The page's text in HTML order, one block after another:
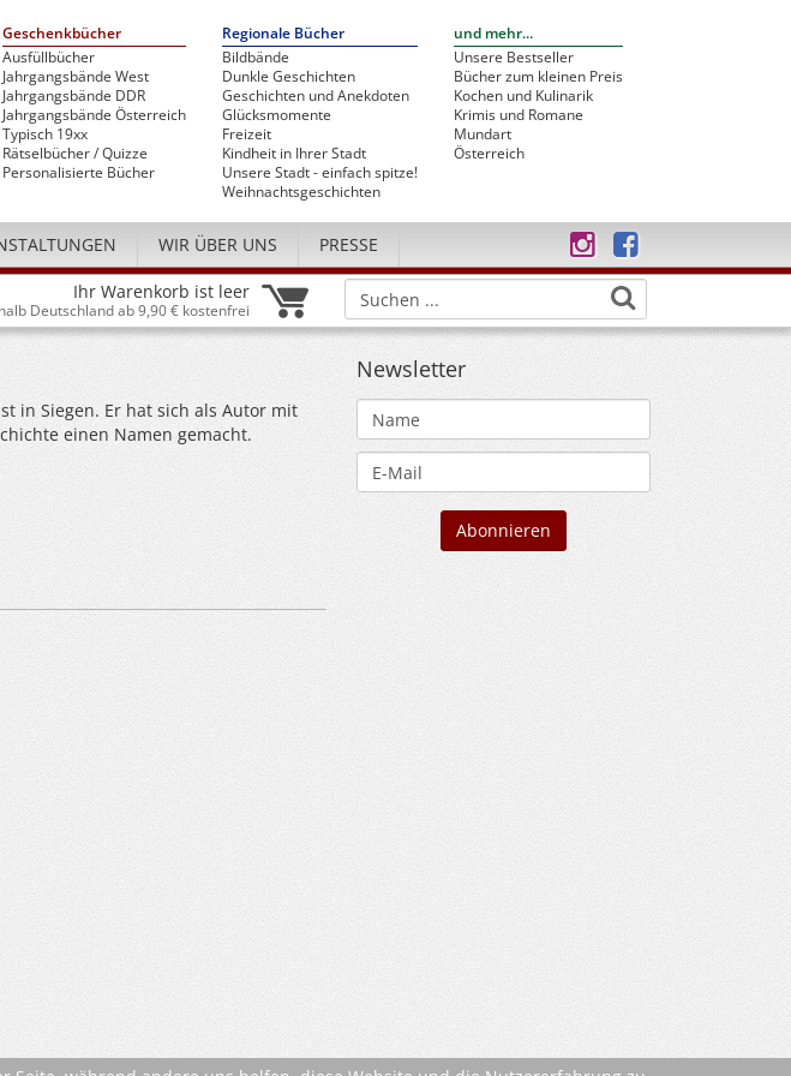
Geschenkbücher
Ausfüllbücher
Jahrgangsbände West
Jahrgangsbände DDR
Jahrgangsbände Österreich
Typisch 19xx
Rätselbücher / Quizze
Personalisierte Bücher
Regionale Bücher
Bildbände
Dunkle Geschichten
Geschichten und Anekdoten
Glücksmomente
Freizeit
Kindheit in Ihrer Stadt
Unsere Stadt - einfach spitze!
Weihnachtsgeschichten
und mehr...
Unsere Bestseller
Bücher zum kleinen Preis
Kochen und Kulinarik
Krimis und Romane
Mundart
Österreich
WIR ÜBER UNS PRESSE
Ihr Warenkorb ist leer
Deutschland ab 9,90 € kostenfrei
in Siegen. Er hat sich als Autor mit
einen Namen gemacht.
Newsletter